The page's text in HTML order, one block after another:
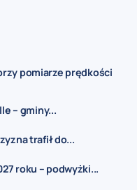
pomiarze prędkości
– gminy...
trafił do...
roku – podwyżki...